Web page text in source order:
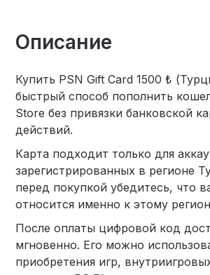
Описание
Купить PSN Gift Card 1500 ₺
быстрый способ пополнить
Store без привязки банковской
действий.
Карта подходит только для
зарегистрированных в регионе
перед покупкой убедитесь, что
относится именно к этому
После оплаты цифровой код
мгновенно. Его можно
приобретения игр,